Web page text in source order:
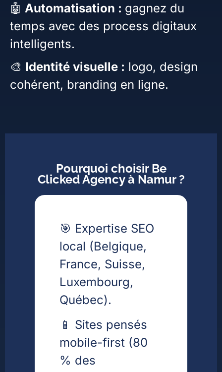
🤖 Automatisation : gagnez du
temps avec des process digitaux
intelligents.
🎨 Identité visuelle : logo, design
cohérent, branding en ligne.
Pourquoi choisir Be
Clicked Agency à Namur ?
🎯 Expertise SEO
local (Belgique,
France, Suisse,
Luxembourg,
Québec).
📱 Sites pensés
mobile-first (80
% des